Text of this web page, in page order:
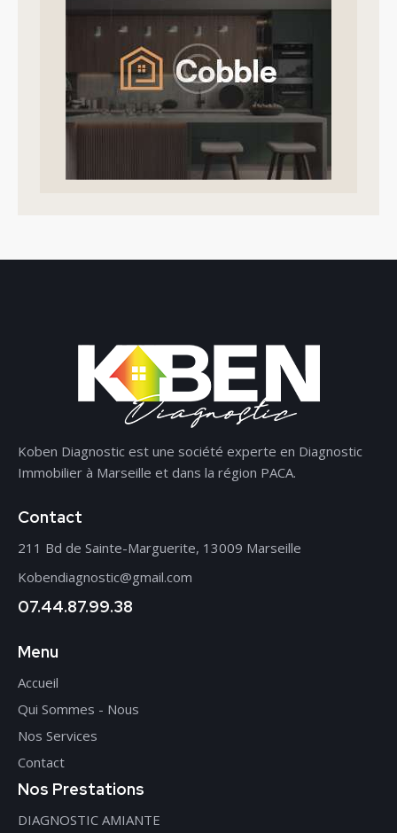
Koben Diagnostic est une société experte en Diagnostic
Immobilier à Marseille et dans la région PACA.
Contact
211 Bd de Sainte-Marguerite, 13009 Marseille
Kobendiagnostic@gmail.com
07.44.87.99.38
Menu
Accueil
Qui Sommes - Nous
Nos Services
Contact
Nos Prestations
DIAGNOSTIC AMIANTE